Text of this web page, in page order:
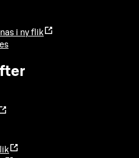
i ny flik